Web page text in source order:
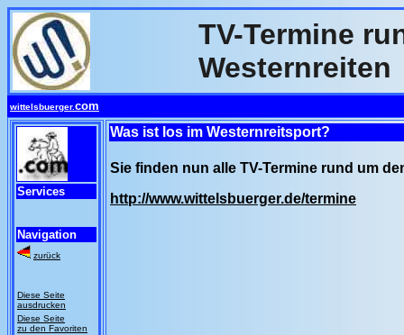
TV-Termine
Westernreiten
wittelsbuerger.com
Services
Navigation
zurück
Diese Seite
ausdrucken
Diese Seite
zu den Favoriten
Was ist los im Westernreitsport?
Sie finden nun alle TV-Termine rund um
http://www.wittelsbuerger.de/termine